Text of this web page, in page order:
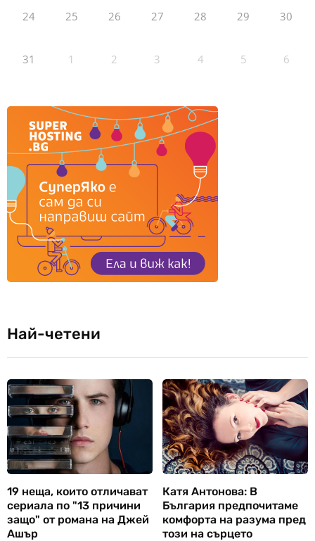
24 25 26 27 28 29 30
31 1 2 3 4 5 6
Най-четени
19 неща, които отличават
сериала по "13 причини
защо" от романа на Джей
Ашър
Катя Антонова: В
България предпочитаме
комфорта на разума пред
този на сърцето